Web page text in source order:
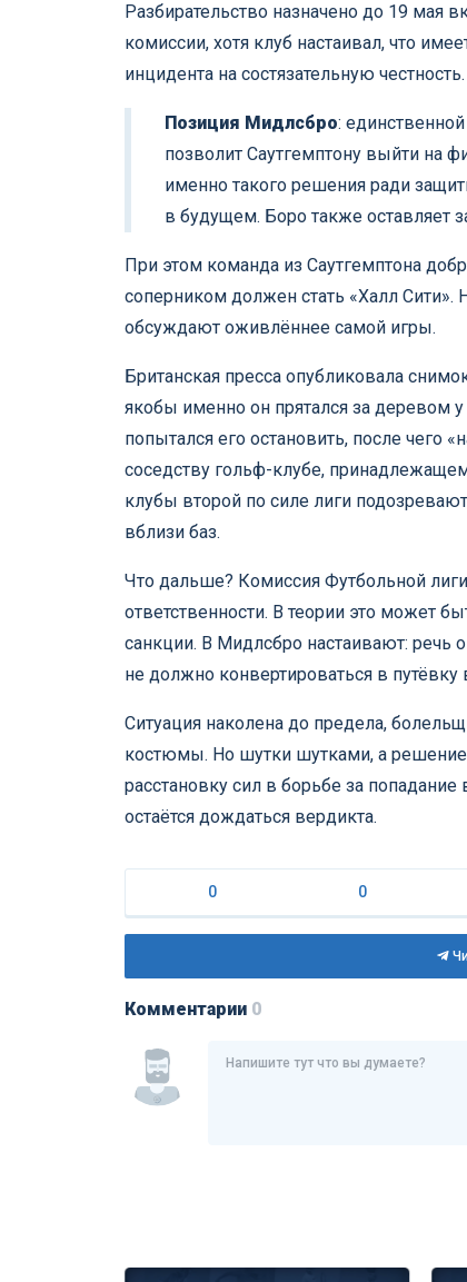
Разбирательство назначено до 19 мая
комиссии, хотя клуб настаивал, что
инцидента на состязательную честность.
Позиция Мидлсбро:
позволит Саутгемптону выйти на
именно такого решения ради
в будущем. Боро также оставляет
При этом команда из Саутгемптона
соперником должен стать «Халл Сити».
обсуждают оживлённее самой игры.
Британская пресса опубликовала
якобы именно он прятался за деревом
попытался его остановить, после чего
соседству гольф-клубе,
клубы второй по силе лиги
вблизи баз.
Что дальше? Комиссия Футбольной
ответственности. В теории это может
санкции. В Мидлсбро настаивают: речь
не должно конвертироваться в
Ситуация наколена до предела,
костюмы. Но шутки шутками, а решение
расстановку сил в борьбе за
остаётся дождаться вердикта.
0 0
Комментарии 0